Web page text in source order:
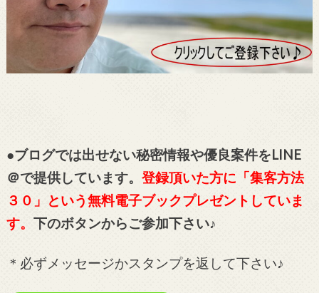
●ブログでは出せない秘密情報や優良案件をLINE
＠で提供しています。 登録頂いた方に「集客方法
３０」という無料電子ブックプレゼントしていま
す。 下のボタンからご参加下さい♪
＊必ずメッセージかスタンプを返して下さい♪